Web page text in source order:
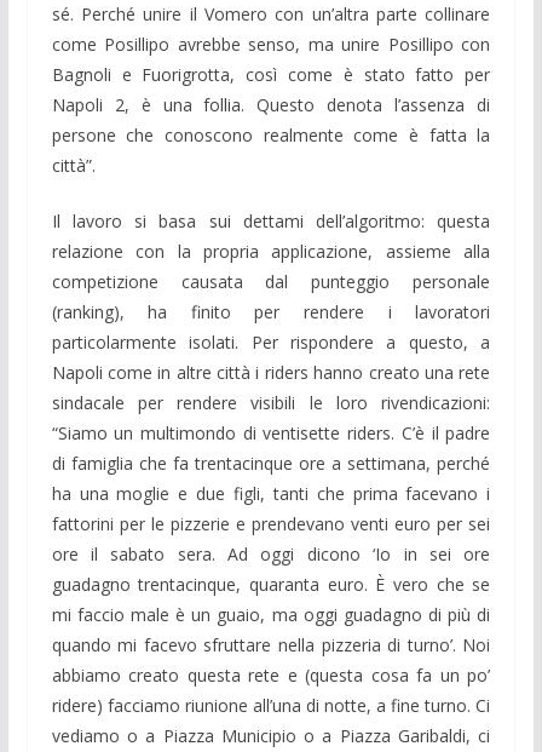
sé. Perché unire il Vomero con un’altra parte collinare
come Posillipo avrebbe senso, ma unire Posillipo con
Bagnoli e Fuorigrotta, così come è stato fatto per
Napoli 2, è una follia. Questo denota l’assenza di
persone che conoscono realmente come è fatta la
città”.
Il lavoro si basa sui dettami dell’algoritmo: questa
relazione con la propria applicazione, assieme alla
competizione causata dal punteggio personale
(ranking), ha finito per rendere i lavoratori
particolarmente isolati. Per rispondere a questo, a
Napoli come in altre città i riders hanno creato una rete
sindacale per rendere visibili le loro rivendicazioni:
“Siamo un multimondo di ventisette riders. C’è il padre
di famiglia che fa trentacinque ore a settimana, perché
ha una moglie e due figli, tanti che prima facevano i
fattorini per le pizzerie e prendevano venti euro per sei
ore il sabato sera. Ad oggi dicono ‘Io in sei ore
guadagno trentacinque, quaranta euro. È vero che se
mi faccio male è un guaio, ma oggi guadagno di più di
quando mi facevo sfruttare nella pizzeria di turno’. Noi
abbiamo creato questa rete e (questa cosa fa un po’
ridere) facciamo riunione all’una di notte, a fine turno. Ci
vediamo o a Piazza Municipio o a Piazza Garibaldi, ci